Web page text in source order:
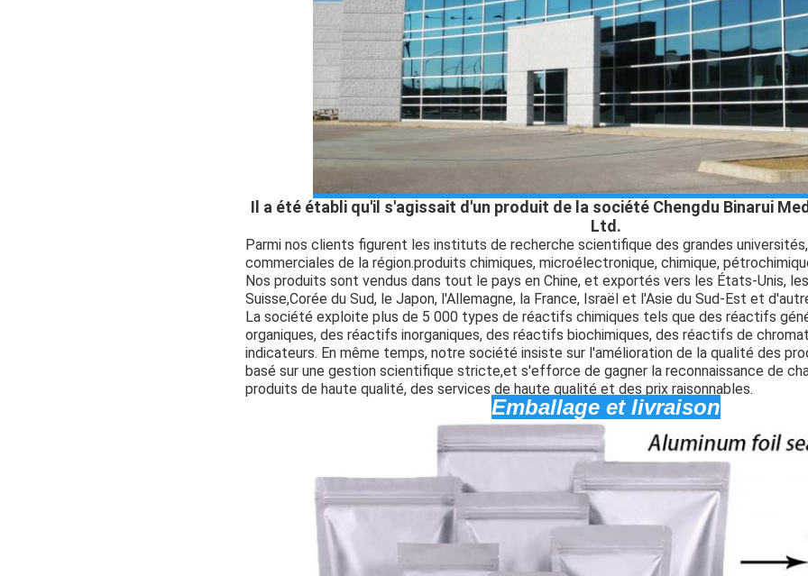
Il a été établi qu'il s'agissait d'un produit de la société Chengdu Binarui
Ltd.
Parmi nos clients figurent les instituts de recherche scientifique des grandes
commerciales de la région.produits chimiques, microélectronique, chimique,
Nos produits sont vendus dans tout le pays en Chine, et exportés vers les États-Unis,
Suisse,Corée du Sud, le Japon, l'Allemagne, la France, Israël et l'Asie du Sud-Est et
La société exploite plus de 5 000 types de réactifs chimiques tels que des réactifs
organiques, des réactifs inorganiques, des réactifs biochimiques, des réactifs de
indicateurs. En même temps, notre société insiste sur l'amélioration de la qualité des
basé sur une gestion scientifique stricte,et s'efforce de gagner la reconnaissance de
produits de haute qualité, des services de haute qualité et des prix raisonnables.
Emballage et livraison